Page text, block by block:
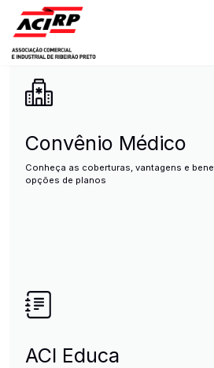
Pular para o conteúdo principal
ACIRP -
Convênio Médico
Conheça as coberturas, vantagens e
opções de planos
ACI Educa